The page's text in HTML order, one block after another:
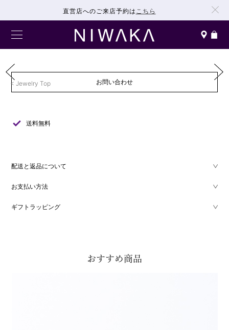
直営店へのご来店予約は こちら
Jewelry Top お問い合わせ
check 送料無料
配送と返品について
お支払い方法
ギフトラッピング
おすすめ商品